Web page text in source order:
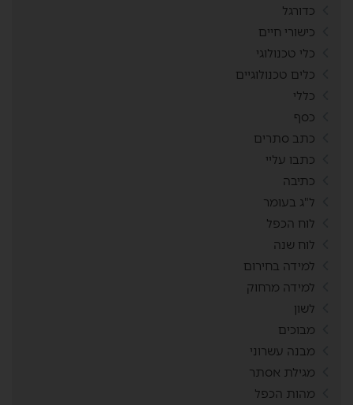
כדורגל
כישורי חיים
כלי טכנולוגי
כלים טכנולוגיים
כללי
כסף
כתב סתרים
כתבו עליי
כתיבה
ל"ג בעומר
לוח הכפל
לוח שנה
למידה בחירום
למידה מרחוק
לשון
מבוכים
מבנה עשרוני
מגילת אסתר
מהות הכפל